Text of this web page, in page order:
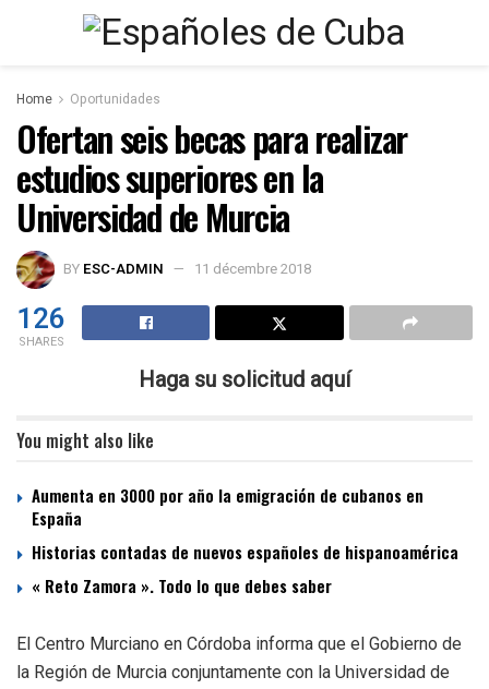
Home Oportunidades
Ofertan seis becas para realizar
estudios superiores en la
Universidad de Murcia
BY ESC-ADMIN 11 décembre 2018
126
SHARES
Haga su solicitud aquí
You might also like
Aumenta en 3000 por año la emigración de cubanos en
España
Historias contadas de nuevos españoles de hispanoamérica
« Reto Zamora ». Todo lo que debes saber
El Centro Murciano en Córdoba informa que el Gobierno de
la Región de Murcia conjuntamente con la Universidad de